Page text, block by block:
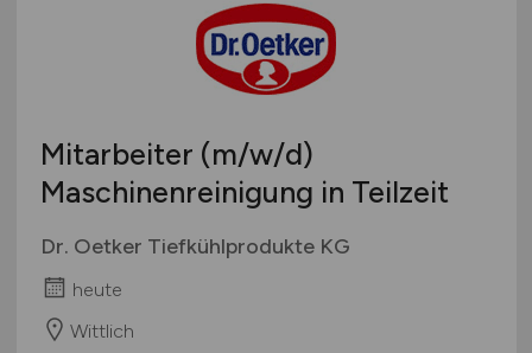
Mitarbeiter (m/w/d)
Maschinenreinigung in Teilzeit
Dr. Oetker Tiefkühlprodukte KG
heute
Wittlich